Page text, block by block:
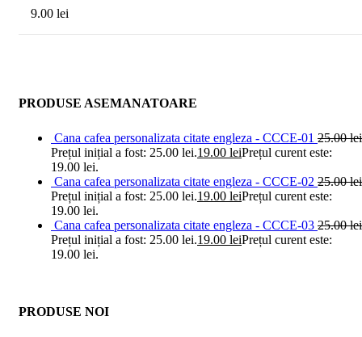
9.00 lei
PRODUSE ASEMANATOARE
Cana cafea personalizata citate engleza - CCCE-01 25.00lei
Prețul inițial a fost: 25.00 lei.19.00 leiPrețul curent este:
19.00 lei.
Cana cafea personalizata citate engleza - CCCE-02 25.00lei
Prețul inițial a fost: 25.00 lei.19.00 leiPrețul curent este:
19.00 lei.
Cana cafea personalizata citate engleza - CCCE-03 25.00lei
Prețul inițial a fost: 25.00 lei.19.00 leiPrețul curent este:
19.00 lei.
PRODUSE NOI